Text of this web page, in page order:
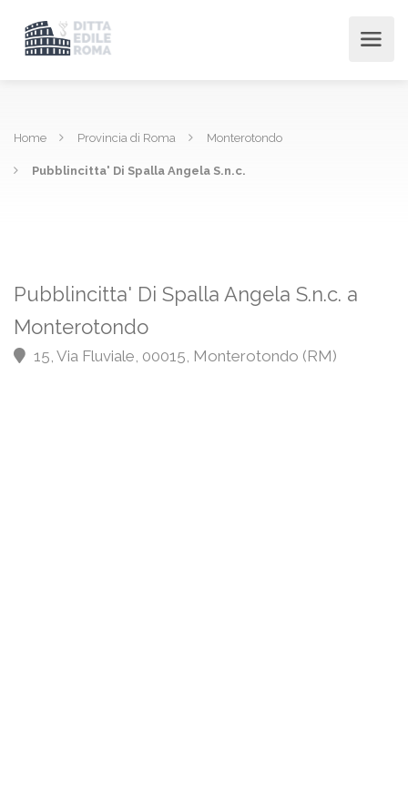
Home Provincia di Roma Monterotondo
Pubblincitta' Di Spalla Angela S.n.c.
Pubblincitta' Di Spalla Angela S.n.c. a
Monterotondo
15, Via Fluviale, 00015, Monterotondo (RM)